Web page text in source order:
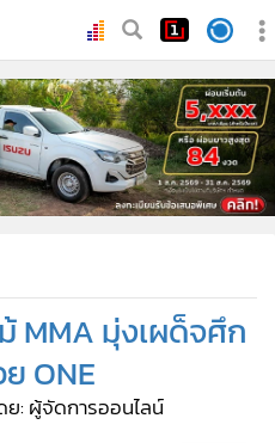
MMA มุ่งเผด็จศึก
ONE
ย: ผู้จัดการออนไลน์